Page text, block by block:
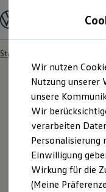
main
content
to
footer
Unser Autohaus
Unsere Modelle
Amarok
Caravelle
Crafter
ID. Buzz
Multivan
Transporter
Kontakt
Startseite
Wir haben
Wir nutzen
Nutzung unserer
unsere
Wir
verarbeiten
Personalisierung
Einwilligung
Wirkung für die
(Meine